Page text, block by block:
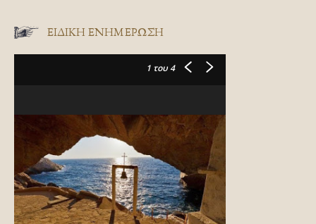
ΕΙΔΙΚΉ ΕΝΗΜΈΡΩΣΗ
1 του 4